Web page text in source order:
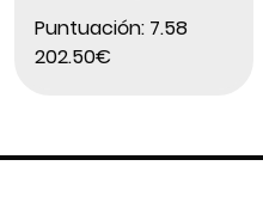
Puntuación: 7.58
202.50€